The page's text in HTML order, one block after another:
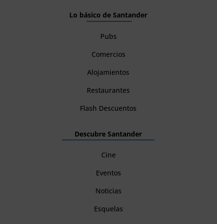
Lo básico de Santander
Pubs
Comercios
Alojamientos
Restaurantes
Flash Descuentos
Descubre Santander
Cine
Eventos
Noticias
Esquelas